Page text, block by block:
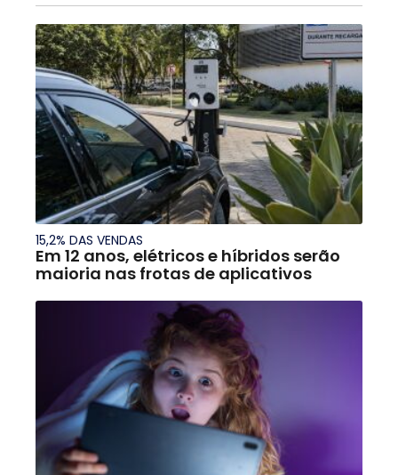
15,2% DAS VENDAS
Em 12 anos, elétricos e híbridos serão
maioria nas frotas de aplicativos